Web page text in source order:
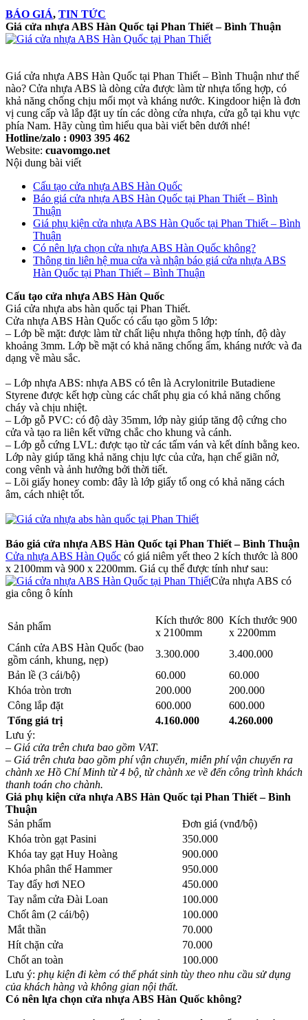
BÁO GIÁ, TIN TỨC
Giá cửa nhựa ABS Hàn Quốc tại Phan Thiết – Bình Thuận
Giá cửa nhựa ABS Hàn Quốc tại Phan Thiết – Bình Thuận như thế
nào? Cửa nhựa ABS là dòng cửa được làm từ nhựa tổng hợp, có
khả năng chống chịu mối mọt và kháng nước. Kingdoor hiện là đơn
vị cung cấp và lắp đặt uy tín các dòng cửa nhựa, cửa gỗ tại khu vực
phía Nam. Hãy cùng tìm hiểu qua bài viết bên dưới nhé!
Hotline/zalo : 0903 395 462
Website: cuavomgo.net
Nội dung bài viết
Cấu tạo cửa nhựa ABS Hàn Quốc
Báo giá cửa nhựa ABS Hàn Quốc tại Phan Thiết – Bình
Thuận
Giá phụ kiện cửa nhựa ABS Hàn Quốc tại Phan Thiết – Bình
Thuận
Có nên lựa chọn cửa nhựa ABS Hàn Quốc không?
Thông tin liên hệ mua cửa và nhận báo giá cửa nhựa ABS
Hàn Quốc tại Phan Thiết – Bình Thuận
Cấu tạo cửa nhựa ABS Hàn Quốc
Giá cửa nhựa abs hàn quốc tại Phan Thiết.
Cửa nhựa ABS Hàn Quốc có cấu tạo gồm 5 lớp:
– Lớp bề mặt: được làm từ chất liệu nhựa thông hợp tính, độ dày
khoảng 3mm. Lớp bề mặt có khả năng chống ẩm, kháng nước và đa
dạng về màu sắc.
– Lớp nhựa ABS: nhựa ABS có tên là Acrylonitrile Butadiene
Styrene được kết hợp cùng các chất phụ gia có khả năng chống
cháy và chịu nhiệt.
– Lớp gỗ PVC: có độ dày 35mm, lớp này giúp tăng độ cứng cho
cửa và tạo ra liên kết vững chắc cho khung và cánh.
– Lớp gỗ cứng LVL: được tạo từ các tấm ván và kết dính bằng keo.
Lớp này giúp tăng khả năng chịu lực của cửa, hạn chế giãn nở,
cong vênh và ảnh hưởng bởi thời tiết.
– Lõi giấy honey comb: đây là lớp giấy tổ ong có khả năng cách
âm, cách nhiệt tốt.
Báo giá cửa nhựa ABS Hàn Quốc tại Phan Thiết – Bình Thuận
Cửa nhựa ABS Hàn Quốc có giá niêm yết theo 2 kích thước là 800
x 2100mm và 900 x 2200mm. Giá cụ thể được tính như sau:
Cửa nhựa ABS có
gia công ô kính
Sản phẩm
Kích thước 800
x 2100mm
Kích thước 900
x 2200mm
Cánh cửa ABS Hàn Quốc (bao
gồm cánh, khung, nẹp)
3.300.000
3.400.000
Bản lề (3 cái/bộ)
60.000
60.000
Khóa tròn trơn
200.000
200.000
Công lắp đặt
600.000
600.000
Tổng giá trị
4.160.000
4.260.000
Lưu ý:
– Giá cửa trên chưa bao gồm VAT.
– Giá trên chưa bao gồm phí vận chuyển, miễn phí vận chuyển ra
chành xe Hồ Chí Minh từ 4 bộ, từ chành xe về đến công trình khách
thanh toán cho chành.
Giá phụ kiện cửa nhựa ABS Hàn Quốc tại Phan Thiết – Bình
Thuận
Sản phẩm
Đơn giá (vnđ/bộ)
Khóa tròn gạt Pasini
350.000
Khóa tay gạt Huy Hoàng
900.000
Khóa phân thể Hammer
950.000
Tay đẩy hơi NEO
450.000
Tay nắm cửa Đài Loan
100.000
Chốt âm (2 cái/bộ)
100.000
Mắt thần
70.000
Hít chặn cửa
70.000
Chốt an toàn
100.000
Lưu ý: phụ kiện đi kèm có thể phát sinh tùy theo nhu cầu sử dụng
của khách hàng và không gian nội thất.
Có nên lựa chọn cửa nhựa ABS Hàn Quốc không?